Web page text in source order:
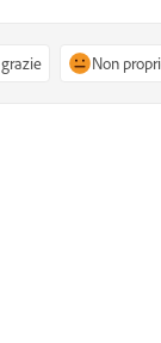
Non